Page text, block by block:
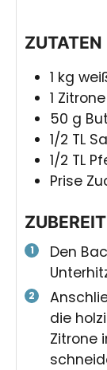
ZUTATEN
1 kg
1 Zitrone
50 g
1/2 TL
1/2 TL
Prise
Den
die
Zitrone